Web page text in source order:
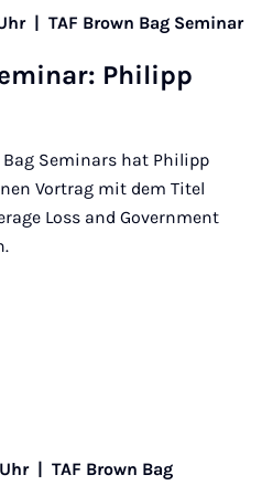
| TAF Brown Bag Seminar
Phil­ipp
Bag Seminars hat Philipp
Vortrag mit dem Titel
Loss and Government
| TAF Brown Bag